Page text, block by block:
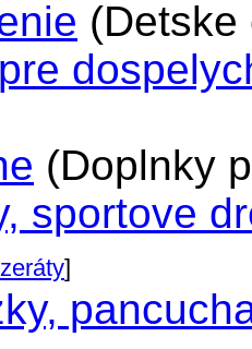
(Doplnky
sportove
]